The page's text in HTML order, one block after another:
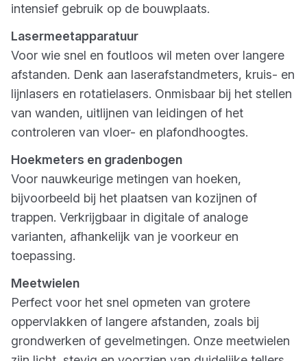
intensief gebruik op de bouwplaats.
Lasermeetapparatuur
Voor wie snel en foutloos wil meten over langere
afstanden. Denk aan laserafstandmeters, kruis- en
lijnlasers en rotatielasers. Onmisbaar bij het stellen
van wanden, uitlijnen van leidingen of het
controleren van vloer- en plafondhoogtes.
Hoekmeters en gradenbogen
Voor nauwkeurige metingen van hoeken,
bijvoorbeeld bij het plaatsen van kozijnen of
trappen. Verkrijgbaar in digitale of analoge
varianten, afhankelijk van je voorkeur en
toepassing.
Meetwielen
Perfect voor het snel opmeten van grotere
oppervlakken of langere afstanden, zoals bij
grondwerken of gevelmetingen. Onze meetwielen